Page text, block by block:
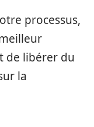
processus,
de libérer du
la